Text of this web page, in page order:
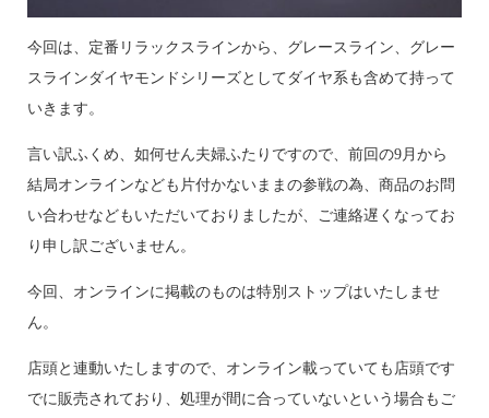
今回は、定番リラックスラインから、グレースライン、グレー
スラインダイヤモンドシリーズとしてダイヤ系も含めて持って
いきます。
言い訳ふくめ、如何せん夫婦ふたりですので、前回の9月から
結局オンラインなども片付かないままの参戦の為、商品のお問
い合わせなどもいただいておりましたが、ご連絡遅くなってお
り申し訳ございません。
今回、オンラインに掲載のものは特別ストップはいたしませ
ん。
店頭と連動いたしますので、オンライン載っていても店頭です
でに販売されており、処理が間に合っていないという場合もご